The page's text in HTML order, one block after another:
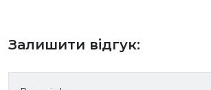
Залишити відгук: